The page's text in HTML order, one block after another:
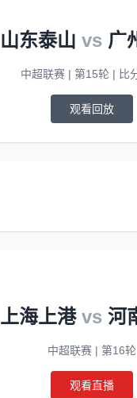
山东泰山 vs 广
中超联赛 | 第15轮 | 比
观看回放
上海上港 vs 河
中超联赛 | 第16轮
观看直播